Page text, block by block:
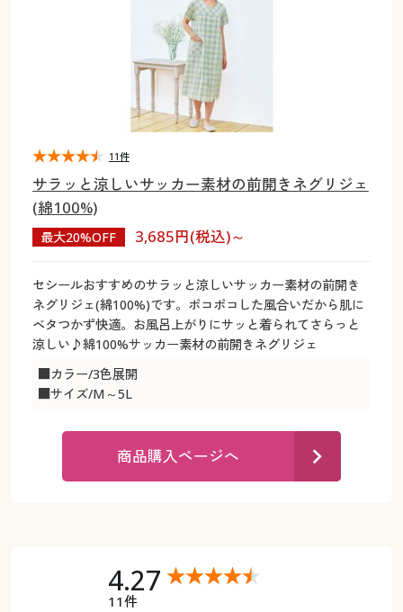
カーテン・ラグ・ファブリック
美容・健康・サプリメント
ジュニア・ティーンズ下着
大きいサイズ通販すべて
大きいサイズ レディース服
大きいサイズ レディース下着
大きいサイズ メンズ
大きいサイズ 事務・制服
シークレットセール
商品カテゴリ一覧
カタログ
デジタルカタログ
会員メニュー
カーテン・ラグ・ファブリック
ジュニア・ティーンズ下着
大きいサイズ レディース服
大きいサイズ レディース下着
大きいサイズ メンズ
大きいサイズ 事務・制服
シークレットセール
商品カテゴリ一覧
カタログ
カタログ・チラシからのご注文
デジタルカタログ
カタログ無料プレゼント
会員メニュー
マイページ
閲覧履歴
お気に入り
サラッと涼しいサッカー素材の前開きネグリジェ
(綿100%)
最大20%OFF 3,685円(税込)～
セシールおすすめのサラッと涼しいサッカー素材の前開き
ネグリジェ(綿100%)です。ポコポコした風合いだから肌に
ベタつかず快適。お風呂上がりにサッと着られてさらっと
涼しい♪綿100%サッカー素材の前開きネグリジェ
■カラー/3色展開
■サイズ/M～5L
11件
商品購入ページへ
4.27
11件